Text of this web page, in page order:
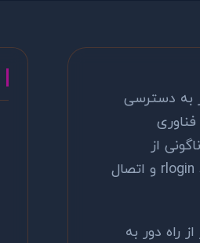
به دسترسی
از
rlogin و اتصال
راه دور به